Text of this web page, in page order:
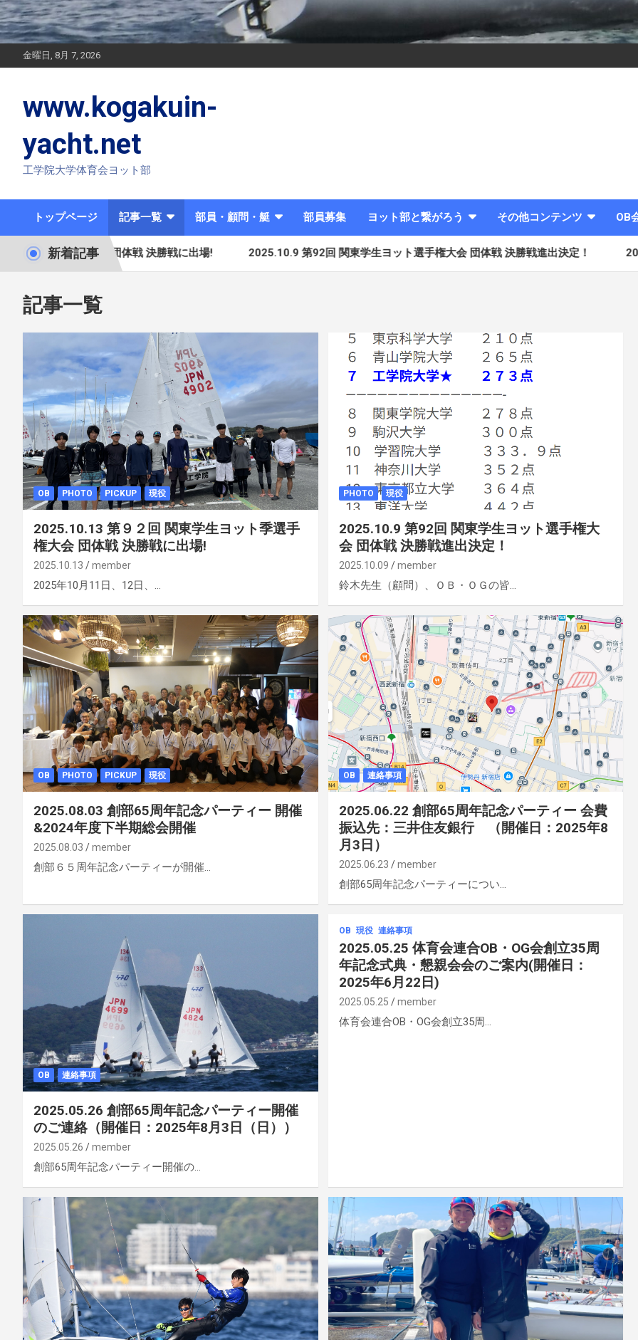
金曜日, 8月 7, 2026
www.kogakuin-
yacht.net
工学院大学体育会ヨット部
トップページ 記事一覧 部員・顧問・艇 部員募集 ヨット部と繋がろう その他コンテンツ OB
新着記事
団体戦 決勝戦に出場! 2025.10.9 第92回 関東学生ヨット選手権大会 団体戦 決勝戦進出決定！ 2025.08.03 創部65
記事一覧
OB PHOTO PICKUP 現役
2025.10.13 第９２回 関東学生ヨット季選手
権大会 団体戦 決勝戦に出場!
2025.10.13 member
2025年10月11日、12日、…
PHOTO 現役
2025.10.9 第92回 関東学生ヨット選手権大
会 団体戦 決勝戦進出決定！
2025.10.09 member
鈴木先生（顧問）、ＯＢ・ＯＧの皆…
OB PHOTO PICKUP 現役
2025.08.03 創部65周年記念パーティー 開催
&2024年度下半期総会開催
2025.08.03 member
創部６５周年記念パーティーが開催…
OB 連絡事項
2025.06.22 創部65周年記念パーティー 会費
振込先：三井住友銀行 （開催日：2025年8
月3日）
2025.06.23 member
創部65周年記念パーティーについ…
OB 連絡事項
2025.05.26 創部65周年記念パーティー開催
のご連絡（開催日：2025年8月3日（日））
2025.05.26 member
創部65周年記念パーティー開催の…
OB 現役 連絡事項
2025.05.25 体育会連合OB・OG会創立35周
年記念式典・懇親会会のご案内(開催日：
2025年6月22日)
2025.05.25 member
体育会連合OB・OG会創立35周…